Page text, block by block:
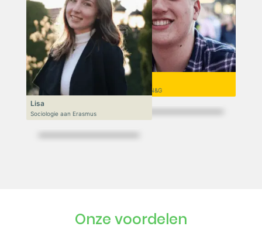
Niek
VWO 6, N&T/N&G
Lisa
Sociologie aan Erasmus
Onze voordelen